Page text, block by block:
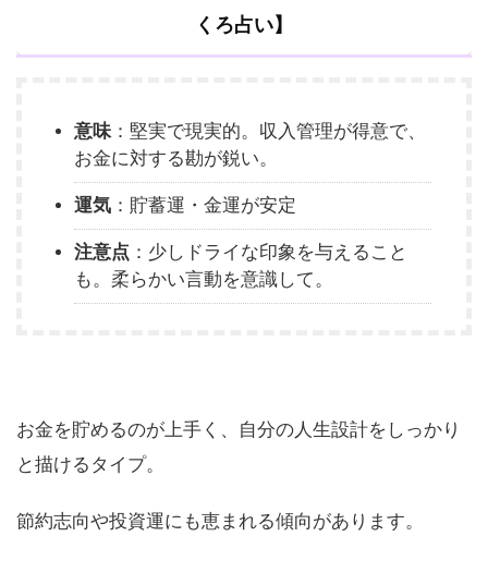
くろ占い】
意味：堅実で現実的。収入管理が得意で、
お金に対する勘が鋭い。
運気 ：貯蓄運・金運が安定
注意点 ：少しドライな印象を与えること
も。柔らかい言動を意識して。
お金を貯めるのが上手く、自分の人生設計をしっかり
と描けるタイプ。
節約志向や投資運にも恵まれる傾向があります。